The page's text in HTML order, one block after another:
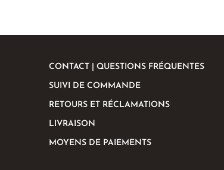
CONTACT | QUESTIONS FRÉQUENTES
SUIVI DE COMMANDE
RETOURS ET RÉCLAMATIONS
LIVRAISON
MOYENS DE PAIEMENTS